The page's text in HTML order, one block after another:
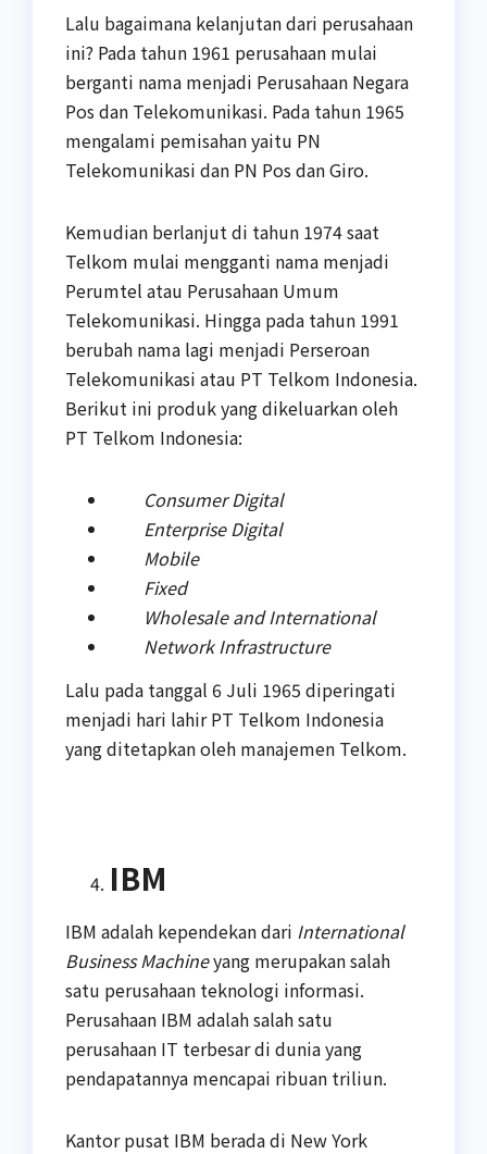
Lalu bagaimana kelanjutan dari perusahaan
ini? Pada tahun 1961 perusahaan mulai
berganti nama menjadi Perusahaan Negara
Pos dan Telekomunikasi. Pada tahun 1965
mengalami pemisahan yaitu PN
Telekomunikasi dan PN Pos dan Giro.
Kemudian berlanjut di tahun 1974 saat
Telkom mulai mengganti nama menjadi
Perumtel atau Perusahaan Umum
Telekomunikasi. Hingga pada tahun 1991
berubah nama lagi menjadi Perseroan
Telekomunikasi atau PT Telkom Indonesia.
Berikut ini produk yang dikeluarkan oleh
PT Telkom Indonesia:
Consumer Digital
Enterprise Digital
Mobile
Fixed
Wholesale and International
Network Infrastructure
Lalu pada tanggal 6 Juli 1965 diperingati
menjadi hari lahir PT Telkom Indonesia
yang ditetapkan oleh manajemen Telkom.
IBM
IBM adalah kependekan dari International
Business Machineyang merupakan salah
satu perusahaan teknologi informasi.
Perusahaan IBM adalah salah satu
perusahaan IT terbesar di dunia yang
pendapatannya mencapai ribuan triliun.
Kantor pusat IBM berada di New York